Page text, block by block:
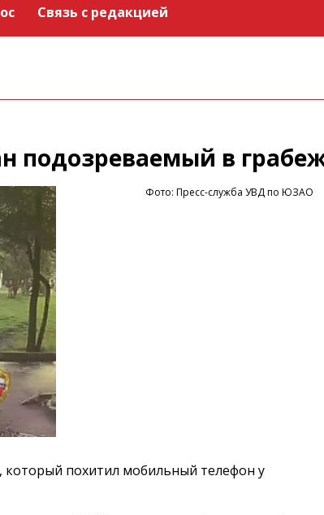
Связь с редакцией
подозреваемый в
Фото: Пресс-служба УВД по ЮЗАО
похитил мобильный телефон у